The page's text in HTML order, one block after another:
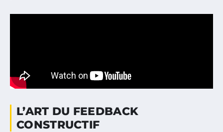
L’ART DU FEEDBACK
CONSTRUCTIF